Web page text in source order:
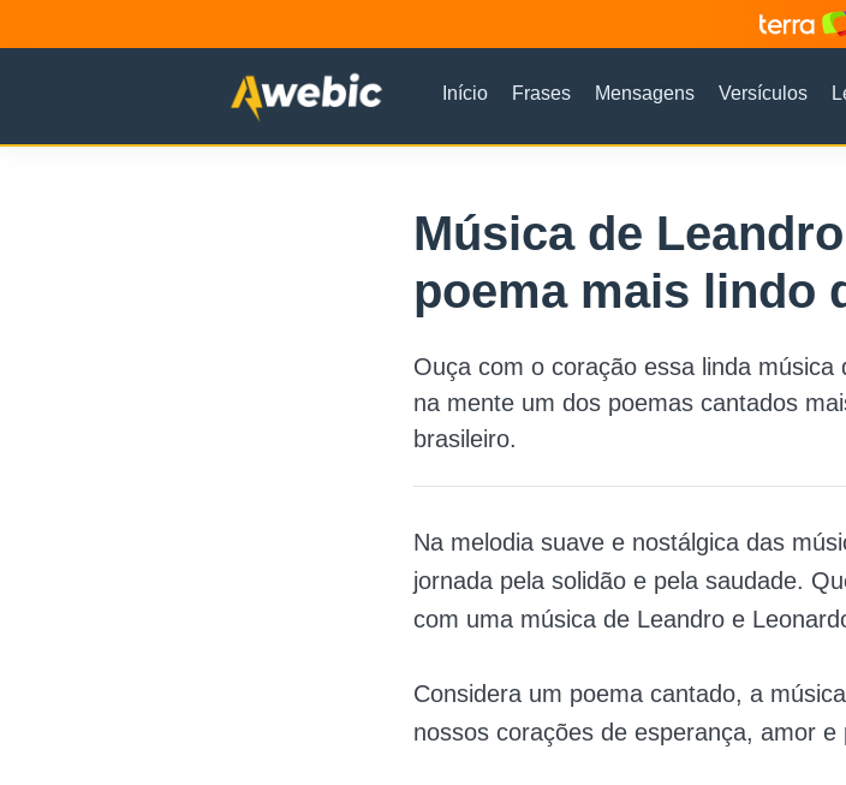
Início Frases Mensagens Versículos
Música de
poema mais lindo
Ouça com o coração essa linda
na mente um dos poemas cantados
brasileiro.
Na melodia suave e nostálgica das
jornada pela solidão e pela saudade.
com uma música de Leandro e
Considera um poema cantado, a
nossos corações de esperança, amor